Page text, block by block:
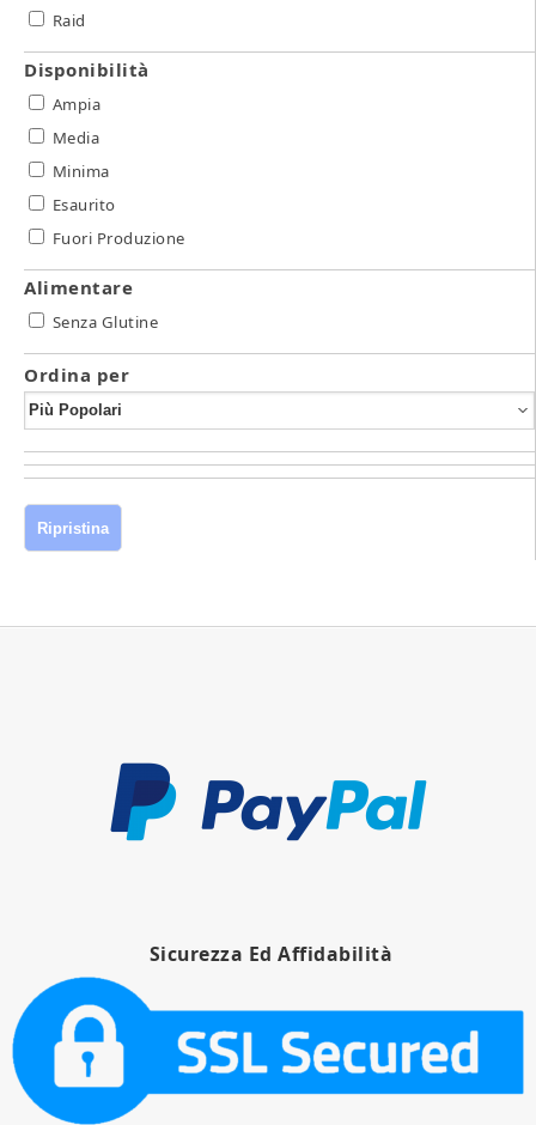
Raid
Disponibilità
Ampia
Media
Minima
Esaurito
Fuori Produzione
Alimentare
Senza Glutine
Ordina per
Sicurezza Ed Affidabilità